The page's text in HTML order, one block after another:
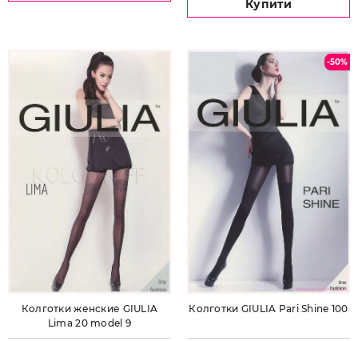
Купити
Колготки женские GIULIA
Lima 20 model 9
-50%
Колготки GIULIA Pari Shine 100